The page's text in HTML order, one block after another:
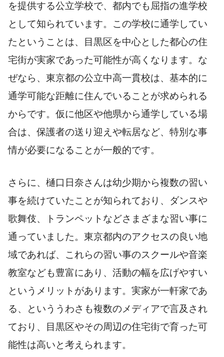
を提供する公立学校で、都内でも屈指の進学校
として知られています。この学校に通学してい
たということは、目黒区を中心とした都心の住
宅街が実家であった可能性が高くなります。な
ぜなら、東京都の公立中高一貫校は、基本的に
通学可能な距離に住んでいることが求められる
からです。仮に他区や他県から通学している場
合は、保護者の送り迎えや転居など、特別な事
情が必要になることが一般的です。
さらに、樋口日奈さんは幼少期から複数の習い
事を続けていたことが知られており、ダンスや
歌舞伎、トランペットなどさまざまな習い事に
通っていました。東京都内のアクセスの良い地
域であれば、これらの習い事のスクールや音楽
教室なども豊富にあり、活動の幅を広げやすい
というメリットがあります。実家が一軒家であ
る、といううわさも複数のメディアで言及され
ており、目黒区やその周辺の住宅街で育った可
能性は高いと考えられます。